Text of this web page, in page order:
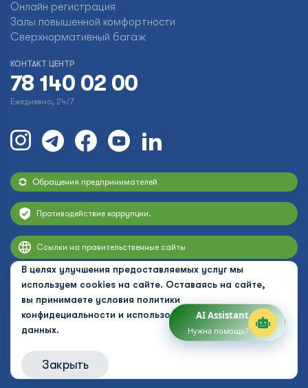
В целях улучшения предоставляемых услуг мы
используем cookies на сайте. Оставаясь на сайте,
вы принимаете условия политики
конфидециальности и использования персональных
данных.
Закрыть
Онлайн регистрация
Залы повышенной комфортности
Сверхнормативный багаж
КОНТАКТ ЦЕНТР
78 140 02 00
Ежедневно, 24/7
Обращения предпринимателей
Противодействие коррупции.
Ссылки на правительственные сайты
© 2026 Uzbekistan Airways
AI Assistant
Нужна помощь?